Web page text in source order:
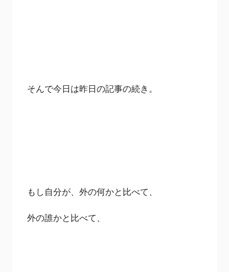
そんで今日は昨日の記事の続き。
もし自分が、外の何かと比べて、
外の誰かと比べて、